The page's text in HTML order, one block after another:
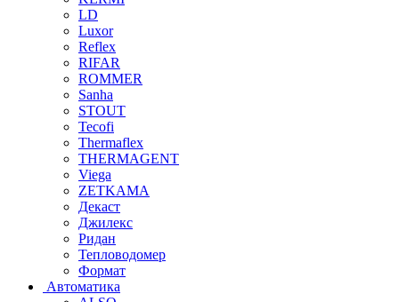
LD
Luxor
Reflex
RIFAR
ROMMER
Sanha
STOUT
Tecofi
Thermaflex
THERMAGENT
Viega
ZETKAMA
Декаст
Джилекс
Ридан
Тепловодомер
Формат
Автоматика